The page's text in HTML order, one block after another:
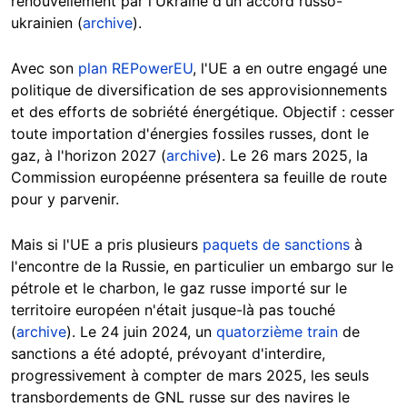
ukrainien (archive).
Avec son plan REPowerEU, l'UE a en outre engagé une
politique de diversification de ses approvisionnements
et des efforts de sobriété énergétique. Objectif : cesser
toute importation d'énergies fossiles russes, dont le
gaz, à l'horizon 2027 (archive). Le 26 mars 2025, la
Commission européenne présentera sa feuille de route
pour y parvenir.
Mais si l'UE a pris plusieurs paquets de sanctions à
l'encontre de la Russie, en particulier un embargo sur le
pétrole et le charbon, le gaz russe importé sur le
territoire européen n'était jusque-là pas touché
(archive). Le 24 juin 2024, un quatorzième train de
sanctions a été adopté, prévoyant d'interdire,
progressivement à compter de mars 2025, les seuls
transbordements de GNL russe sur des navires le